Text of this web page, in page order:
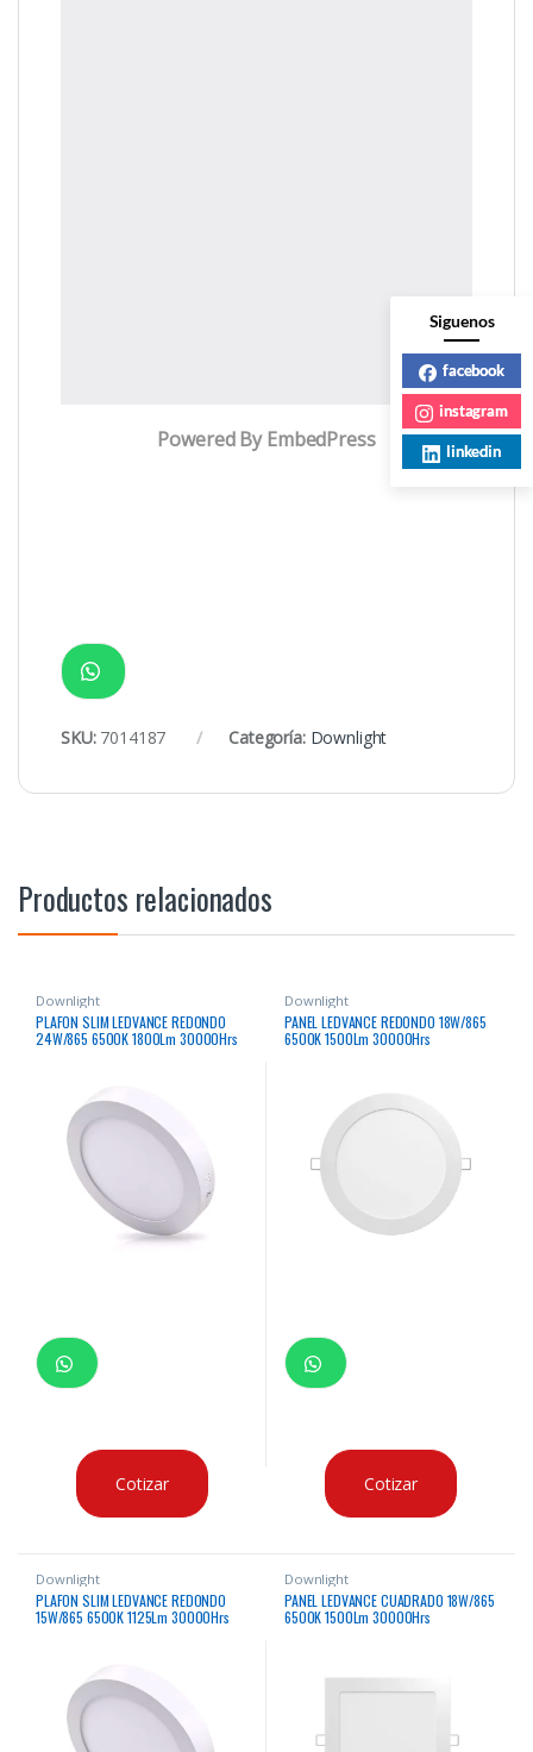
Powered By EmbedPress
SKU: 7014187 Categoría: Downlight
Productos relacionados
Downlight
PLAFON SLIM LEDVANCE REDONDO
24W/865 6500K 1800Lm 30000Hrs
Cotizar
Downlight
PANEL LEDVANCE REDONDO 18W/865
6500K 1500Lm 30000Hrs
Cotizar
Downlight
PLAFON SLIM LEDVANCE REDONDO
15W/865 6500K 1125Lm 30000Hrs
Downlight
PANEL LEDVANCE CUADRADO 18W/865
6500K 1500Lm 30000Hrs
Siguenos
facebook
instagram
linkedin